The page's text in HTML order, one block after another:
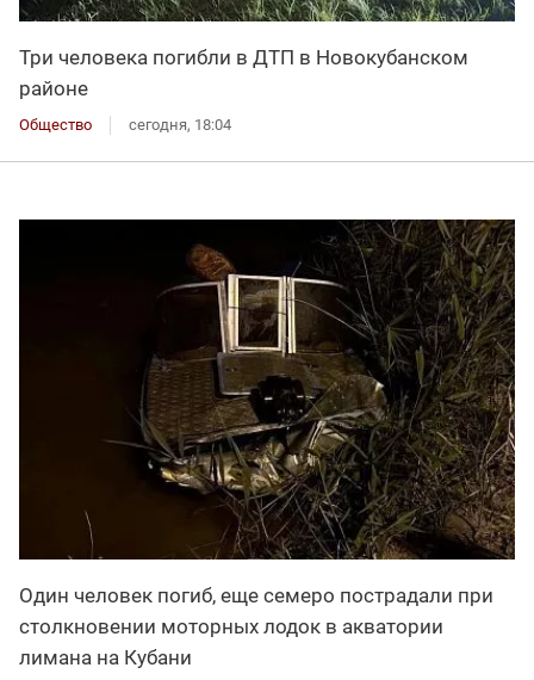
Три человека погибли в ДТП в Новокубанском
районе
Общество сегодня, 18:04
Один человек погиб, еще семеро пострадали при
столкновении моторных лодок в акватории
лимана на Кубани